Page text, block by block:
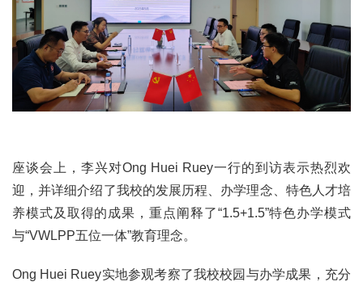
座谈会上，李兴对Ong Huei Ruey一行的到访表示热烈欢
迎，并详细介绍了我校的发展历程、办学理念、特色人才培
养模式及取得的成果，重点阐释了“1.5+1.5”特色办学模式
与“VWLPP五位一体”教育理念。
Ong Huei Ruey实地参观考察了我校校园与办学成果，充分